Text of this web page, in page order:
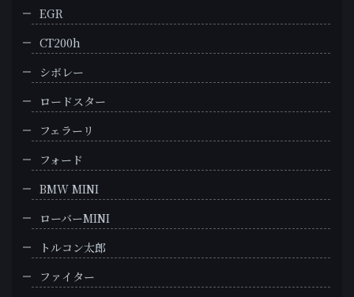
EGR
CT200h
シボレー
ロードスター
フェラーリ
フォード
BMW MINI
ローバーMINI
トルコン太郎
ファイター